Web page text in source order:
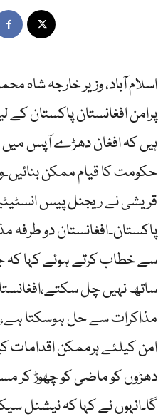
اسلام آباد، وزیر خارجہ شاہ
پرامن افغانستان پاکستان
ہیں کہ افغان دھڑے آپس میں
حکومت کا قیام ممکن
قریشی نے ریجنل پیس
پاکستان۔افغانستان دو
سے خطاب کرتے ہوئے کہا
ساتھ نہیں چل
مذاکرات سے حل ہوسکتا
امن کیلئے ہرممکن اقدامات
دھڑوں کو ماضی کو چھوڑ کر
گا۔انہوں نے کہا کہ نیشنل